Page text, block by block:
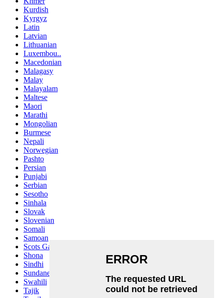
Kurdish
Kyrgyz
Latin
Latvian
Lithuanian
Luxembou..
Macedonian
Malagasy
Malay
Malayalam
Maltese
Maori
Marathi
Mongolian
Burmese
Nepali
Norwegian
Pashto
Persian
Punjabi
Serbian
Sesotho
Sinhala
Slovak
Slovenian
Somali
Samoan
Scots Gaelic
Shona
Sindhi
Sundanese
Swahili
Tajik